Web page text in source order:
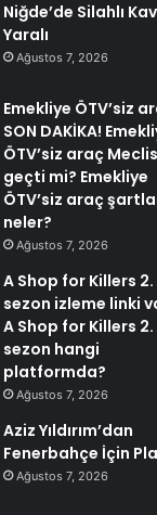
Niğde’de Silahlı
Yaralı
Ağustos 7, 2026
Emekliye ÖTV’siz
SON DAKİKA!
ÖTV’siz araç
geçti mi? Emekliye
ÖTV’siz araç
neler?
Ağustos 7, 2026
A Shop for Killers 2.
sezon izleme linki
A Shop for Killers 2.
sezon hangi
platformda?
Ağustos 7, 2026
Aziz Yıldırım’dan
Fenerbahçe İçin
Ağustos 7, 2026